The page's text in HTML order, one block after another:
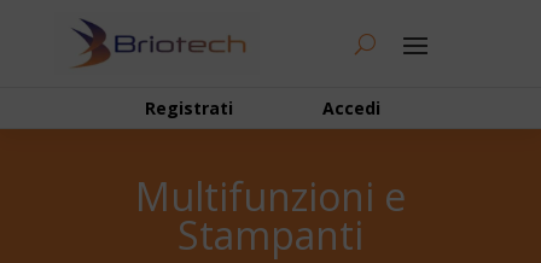
Registrati Accedi
Multifunzioni e
Stampanti